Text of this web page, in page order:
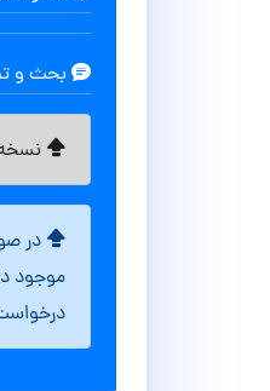
بحث و
در
موجود